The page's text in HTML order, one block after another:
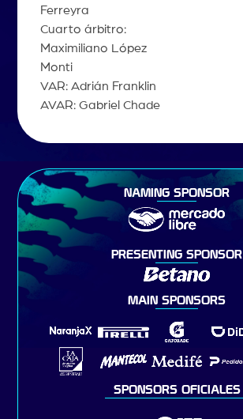
Ferreyra
Cuarto árbitro:
Maximiliano López
Monti
VAR: Adrián Franklin
AVAR: Gabriel Chade
NAMING SPONSOR
PRESENTING SPONSOR
MAIN SPONSORS
SPONSORS OFICIALES